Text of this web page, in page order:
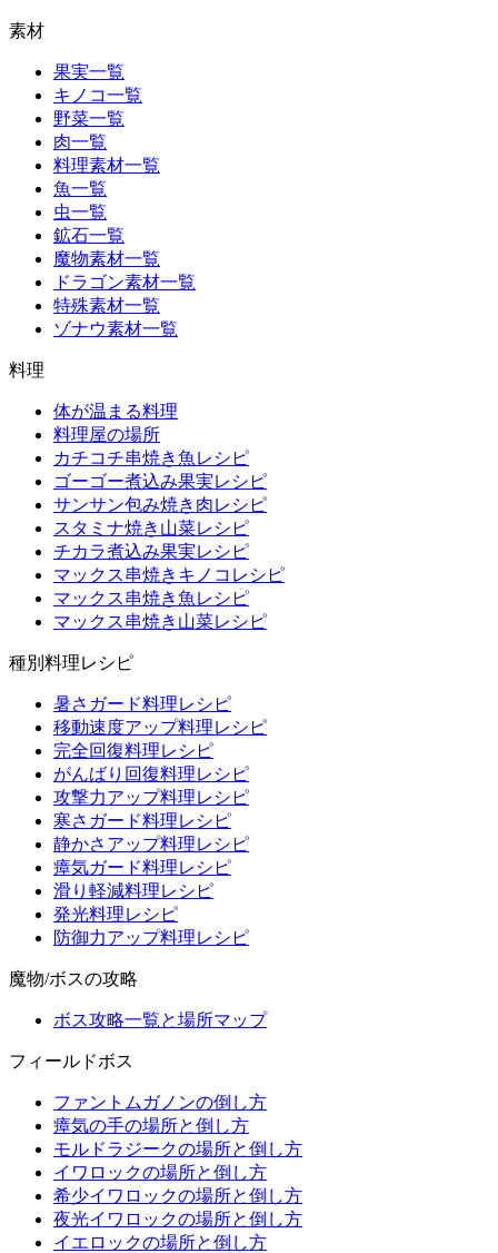
素材
果実一覧
キノコ一覧
野菜一覧
肉一覧
料理素材一覧
魚一覧
虫一覧
鉱石一覧
魔物素材一覧
ドラゴン素材一覧
特殊素材一覧
ゾナウ素材一覧
料理
体が温まる料理
料理屋の場所
カチコチ串焼き魚レシピ
ゴーゴー煮込み果実レシピ
サンサン包み焼き肉レシピ
スタミナ焼き山菜レシピ
チカラ煮込み果実レシピ
マックス串焼きキノコレシピ
マックス串焼き魚レシピ
マックス串焼き山菜レシピ
種別料理レシピ
暑さガード料理レシピ
移動速度アップ料理レシピ
完全回復料理レシピ
がんばり回復料理レシピ
攻撃力アップ料理レシピ
寒さガード料理レシピ
静かさアップ料理レシピ
瘴気ガード料理レシピ
滑り軽減料理レシピ
発光料理レシピ
防御力アップ料理レシピ
魔物/ボスの攻略
ボス攻略一覧と場所マップ
フィールドボス
ファントムガノンの倒し方
瘴気の手の場所と倒し方
モルドラジークの場所と倒し方
イワロックの場所と倒し方
希少イワロックの場所と倒し方
夜光イワロックの場所と倒し方
イエロックの場所と倒し方